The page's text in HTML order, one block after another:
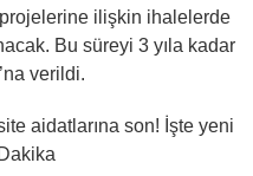
ilişkin ihalelerde
Bu süreyi 3 yıla kadar
verildi.
aidatlarına son! İşte yeni